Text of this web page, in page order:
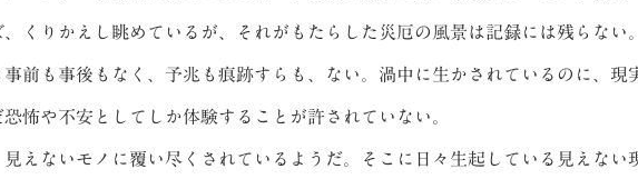
、くりかえし眺めているが、それがもたらした災厄の風景は記録には残らない
前も事後もなく、予兆も痕跡すらも、ない。渦中に生かされているのに、現
怖や不安としてしか体験することが許されていない。
えないモノに覆い尽くされているようだ。そこに日々生起している見えない